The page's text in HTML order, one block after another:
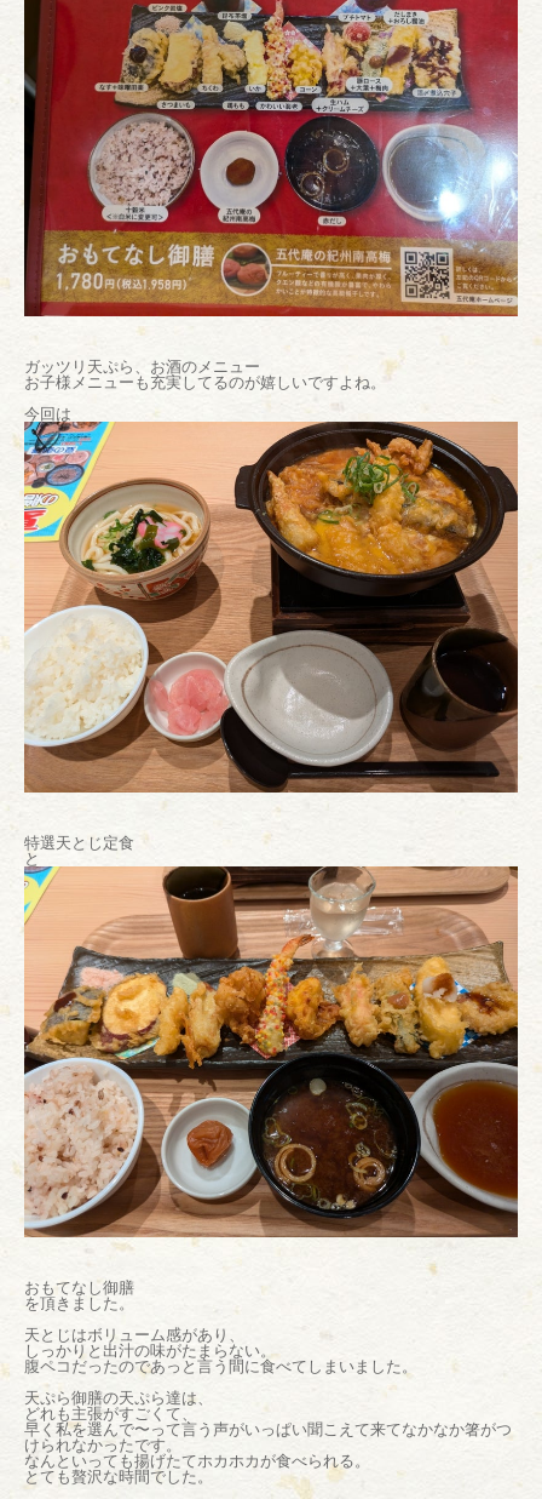
ガッツリ天ぷら、お酒のメニュー
お子様メニューも充実してるのが嬉しいですよね。
今回は
特選天とじ定食
と
おもてなし御膳
を頂きました。
天とじはボリューム感があり、
しっかりと出汁の味がたまらない。
腹ペコだったのであっと言う間に食べてしまいました。
天ぷら御膳の天ぷら達は、
どれも主張がすごくて、
早く私を選んで〜って言う声がいっぱい聞こえて来てなかなか箸がつ
けられなかったです。
なんといっても揚げたてホカホカが食べられる。
とても贅沢な時間でした。